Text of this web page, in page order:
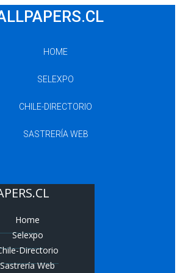
HOME
SELEXPO
CHILE-DIRECTORIO
SASTRERÍA WEB
Home
Selexpo
Directorio
Sastrería Web